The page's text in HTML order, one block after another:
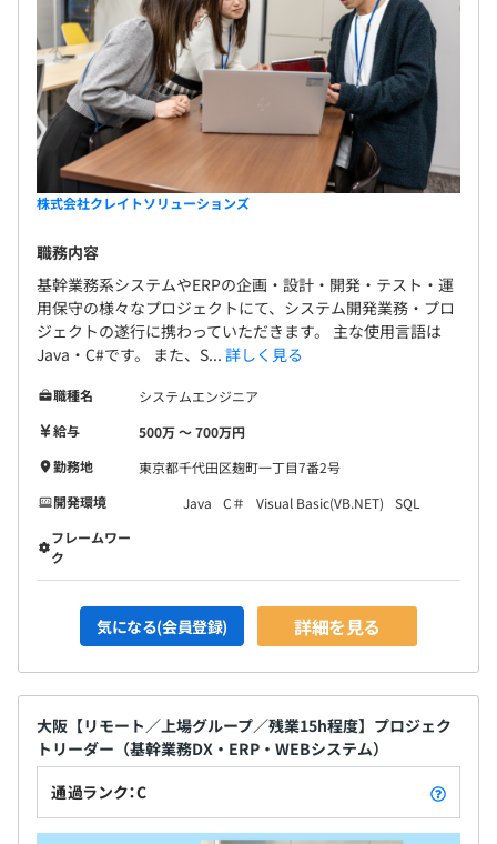
株式会社クレイトソリューションズ
職務内容
基幹業務系システムやERPの企画・設計・開発・テスト・運
用保守の様々なプロジェクトにて、システム開発業務・プロ
ジェクトの遂行に携わっていただきます。 主な使用言語は
Java・C#です。 また、S... 詳しく見る
職種名
システムエンジニア
給与
500万 〜 700万円
勤務地
東京都千代田区麹町一丁目7番2号
開発環境
Java C＃ Visual Basic(VB.NET)
SQL
フレームワー
ク
気になる(会員登録) 詳細を見る
大阪【リモート／上場グループ／残業15h程度】プロジェク
トリーダー（基幹業務DX・ERP・WEBシステム）
通過ランク：C